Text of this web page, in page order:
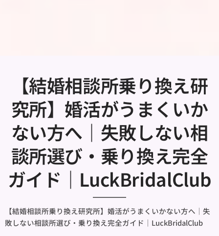
【結婚相談所乗り換え研
究所】婚活がうまくいか
ない方へ｜失敗しない相
談所選び・乗り換え完全
ガイド｜LuckBridalClub
【結婚相談所乗り換え研究所】婚活がうまくいかない方へ｜失
敗しない相談所選び・乗り換え完全ガイド｜LuckBridalClub